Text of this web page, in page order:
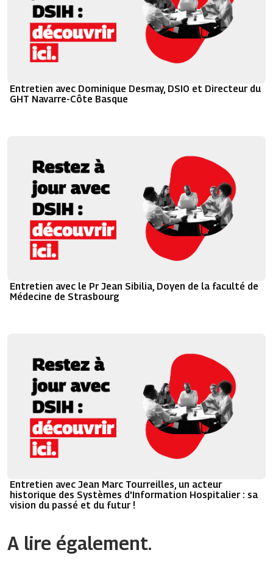
Entretien avec Dominique Desmay, DSIO et Directeur du
GHT Navarre-Côte Basque
Entretien avec le Pr Jean Sibilia, Doyen de la faculté de
Médecine de Strasbourg
Entretien avec Jean Marc Tourreilles, un acteur
historique des Systèmes d'Information Hospitalier : sa
vision du passé et du futur !
A lire également.